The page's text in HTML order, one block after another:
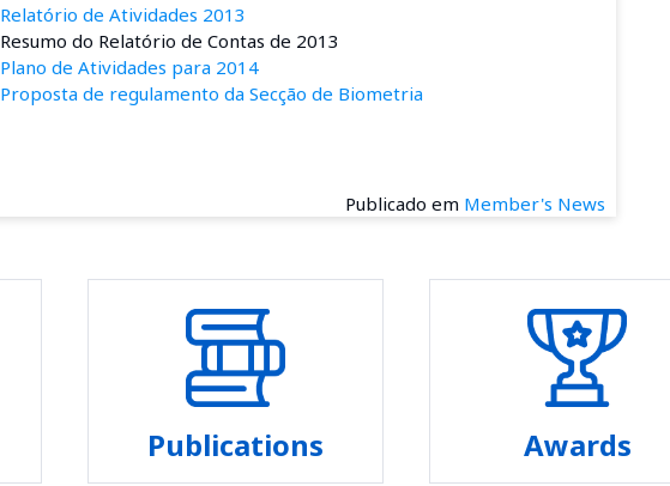
Relatório de Atividades 2013
Resumo do Relatório de Contas de 2013
Plano de Atividades para 2014
Proposta de regulamento da Secção de Biometria
Publicado em Member's News
Publications Awards